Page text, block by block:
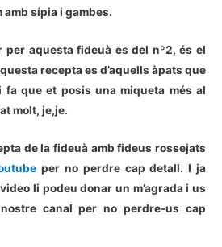
sípia i gambes.
per aquesta fideuà es del nº2, és el
recepta es d’aquells àpats que
que et posis una miqueta més al
molt, je,je.
de la fideuà amb fideus rossejats
per no perdre cap detall. I ja
li podeu donar un m’agrada i us
canal per no perdre-us cap